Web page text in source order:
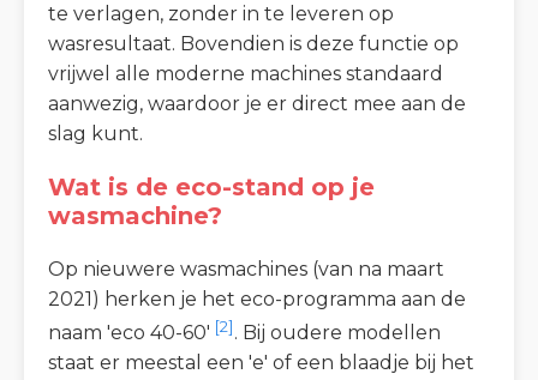
te verlagen, zonder in te leveren op
wasresultaat. Bovendien is deze functie op
vrijwel alle moderne machines standaard
aanwezig, waardoor je er direct mee aan de
slag kunt.
Wat is de eco-stand op je
wasmachine?
Op nieuwere wasmachines (van na maart
2021) herken je het eco-programma aan de
naam 'eco 40-60' [2]. Bij oudere modellen
staat er meestal een 'e' of een blaadje bij het